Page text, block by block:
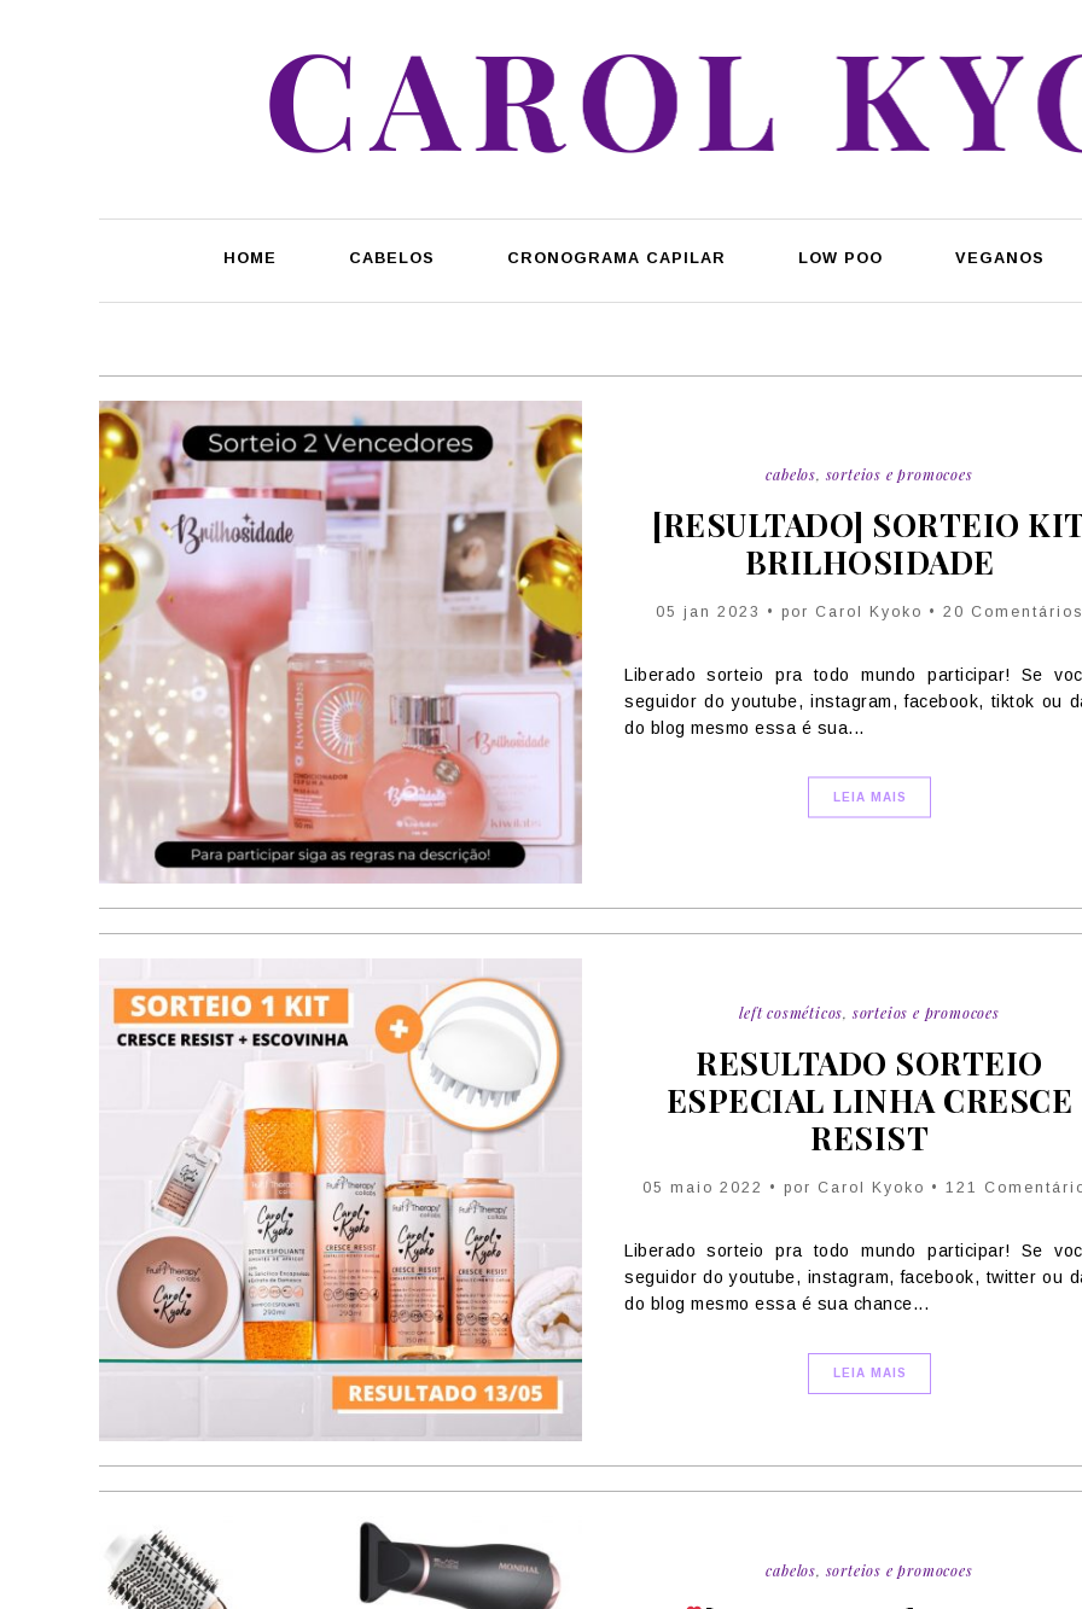
HOME CABELOS CRONOGRAMA CAPILAR LOW POO VEGANOS
cabelos,sorteios e promocoes
[RESULTADO] SORTEIO
BRILHOSIDADE
05 jan 2023 • por Carol Kyoko • 20 Comentários
Liberado sorteio pra todo mundo participar! Se
seguidor do youtube, instagram, facebook, tiktok ou
do blog mesmo essa é sua...
LEIA MAIS
left cosméticos,sorteios e promocoes
RESULTADO SORTEIO
ESPECIAL LINHA CRESCE
RESIST
05 maio 2022 • por Carol Kyoko • 121
Liberado sorteio pra todo mundo participar! Se
seguidor do youtube, instagram, facebook, twitter ou
do blog mesmo essa é sua chance...
LEIA MAIS
cabelos,sorteios e promocoes